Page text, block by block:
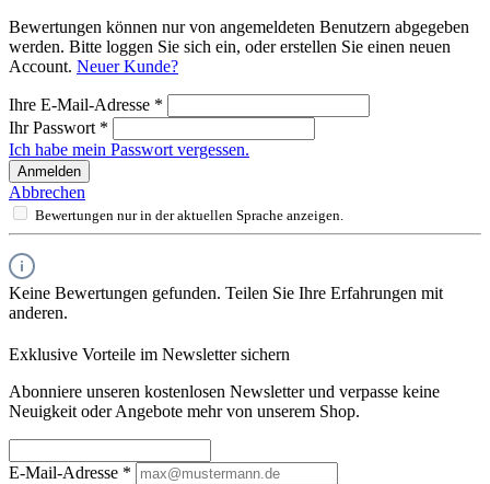
Bewertungen können nur von angemeldeten Benutzern abgegeben
werden. Bitte loggen Sie sich ein, oder erstellen Sie einen neuen
Account. Neuer Kunde?
Ihre E-Mail-Adresse *
Ihr Passwort *
Ich habe mein Passwort vergessen.
Anmelden
Abbrechen
Bewertungen nur in der aktuellen Sprache anzeigen.
Keine Bewertungen gefunden. Teilen Sie Ihre Erfahrungen mit
anderen.
Exklusive Vorteile im Newsletter sichern
Abonniere unseren kostenlosen Newsletter und verpasse keine
Neuigkeit oder Angebote mehr von unserem Shop.
E-Mail-Adresse *